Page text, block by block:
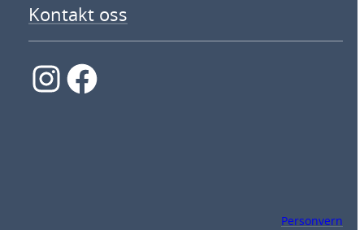
Kontakt oss
InstagramFacebook
Personvern